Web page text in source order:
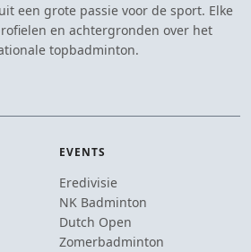
een grote passie voor de sport. Elke
en achtergronden over het
topbadminton.
EVENTS
Eredivisie
NK Badminton
Dutch Open
Zomerbadminton